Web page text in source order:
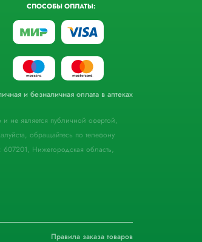
СПОСОБЫ ОПЛАТЫ:
и безналичная оплата в аптеках
не является публичной офертой,
обращайтесь по телефону
Нижегородская область,
Правила заказа товаров